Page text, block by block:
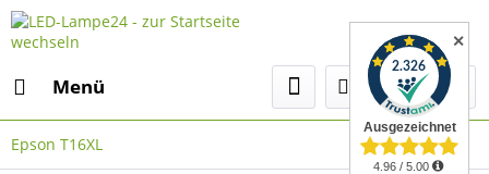
Menü
Epson T16XL
✕